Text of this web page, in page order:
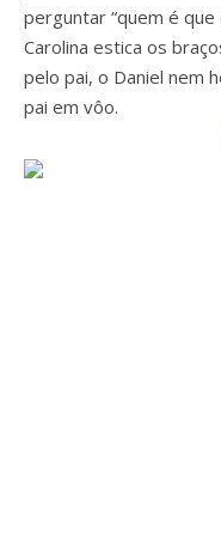
perguntar “quem é que
Carolina estica os
pelo pai, o Daniel nem
pai em vôo.